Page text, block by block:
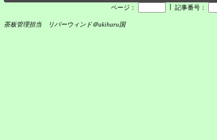
ページ：
記事番号：
茶板管理担当 リバーウィンド＠akiharu国